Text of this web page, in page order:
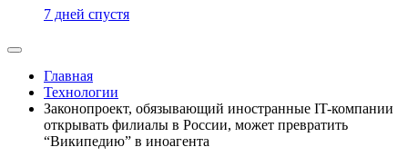
7 дней спустя
Главная
Технологии
Законопроект, обязывающий иностранные IT-компании
открывать филиалы в России, может превратить
“Википедию” в иноагента